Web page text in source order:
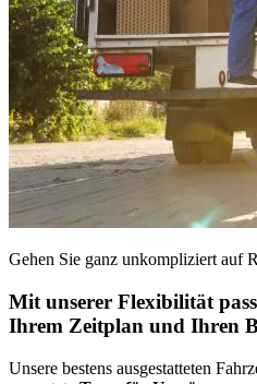
Gehen Sie ganz unkompliziert auf
Mit unserer Flexibilität
Ihrem Zeitplan und Ihren
Unsere bestens ausgestatteten